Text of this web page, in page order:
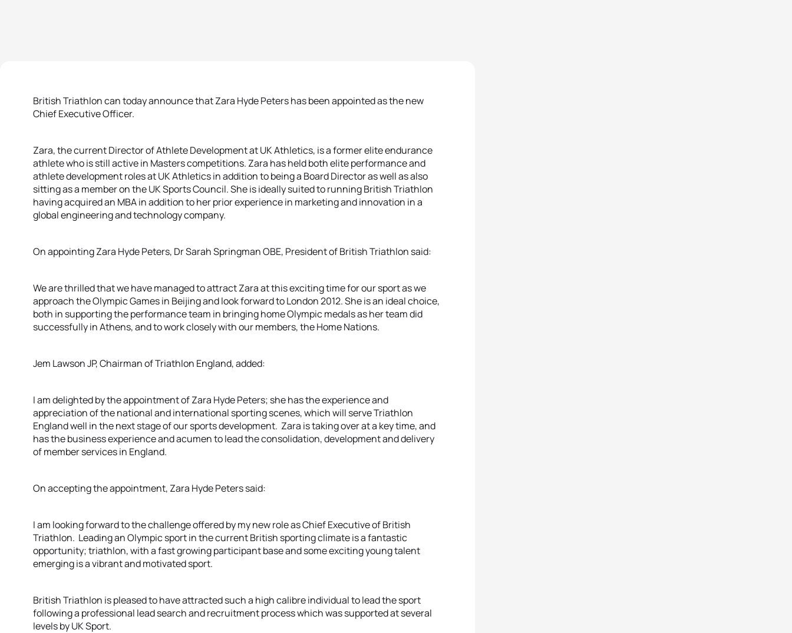
British Triathlon can today announce that Zara Hyde Peters has been appointed as the new
Chief Executive Officer.
Zara, the current Director of Athlete Development at UK Athletics, is a former elite endurance
athlete who is still active in Masters competitions. Zara has held both elite performance and
athlete development roles at UK Athletics in addition to being a Board Director as well as also
sitting as a member on the UK Sports Council. She is ideally suited to running British Triathlon
having acquired an MBA in addition to her prior experience in marketing and innovation in a
global engineering and technology company.
On appointing Zara Hyde Peters, Dr Sarah Springman OBE, President of British Triathlon said:
We are thrilled that we have managed to attract Zara at this exciting time for our sport as we
approach the Olympic Games in Beijing and look forward to London 2012. She is an ideal choice,
both in supporting the performance team in bringing home Olympic medals as her team did
successfully in Athens, and to work closely with our members, the Home Nations.
Jem Lawson JP, Chairman of Triathlon England, added:
I am delighted by the appointment of Zara Hyde Peters; she has the experience and
appreciation of the national and international sporting scenes, which will serve Triathlon
England well in the next stage of our sports development. Zara is taking over at a key time, and
has the business experience and acumen to lead the consolidation, development and delivery
of member services in England.
On accepting the appointment, Zara Hyde Peters said:
I am looking forward to the challenge offered by my new role as Chief Executive of British
Triathlon. Leading an Olympic sport in the current British sporting climate is a fantastic
opportunity; triathlon, with a fast growing participant base and some exciting young talent
emerging is a vibrant and motivated sport.
British Triathlon is pleased to have attracted such a high calibre individual to lead the sport
following a professional lead search and recruitment process which was supported at several
levels by UK Sport.